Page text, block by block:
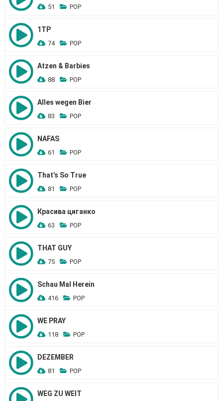
51 POP
1TP
74 POP
Atzen & Barbies
88 POP
Alles wegen Bier
83 POP
NAFAS
61 POP
That’s So True
81 POP
Красива циганко
63 POP
THAT GUY
75 POP
Schau Mal Herein
416 POP
WE PRAY
118 POP
DEZEMBER
81 POP
WEG ZU WEIT